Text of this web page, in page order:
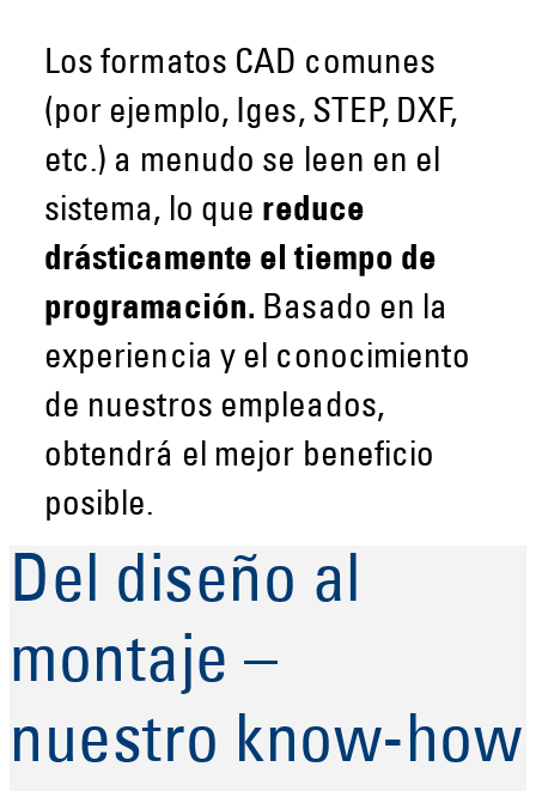
Los formatos CAD comunes
(por ejemplo, Iges, STEP, DXF,
etc.) a menudo se leen en el
sistema, lo que reduce
drásticamente el tiempo de
programación. Basado en la
experiencia y el conocimiento
de nuestros empleados,
obtendrá el mejor beneficio
posible.
Del diseño al
montaje –
nuestro know-how